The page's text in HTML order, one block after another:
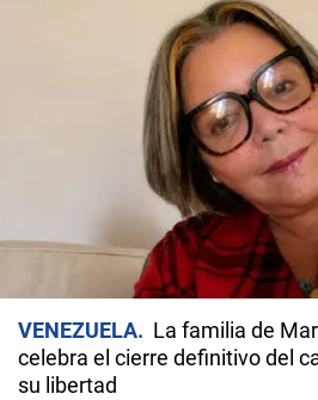
VENEZUELA
La familia de
celebra el cierre definitivo del
su libertad